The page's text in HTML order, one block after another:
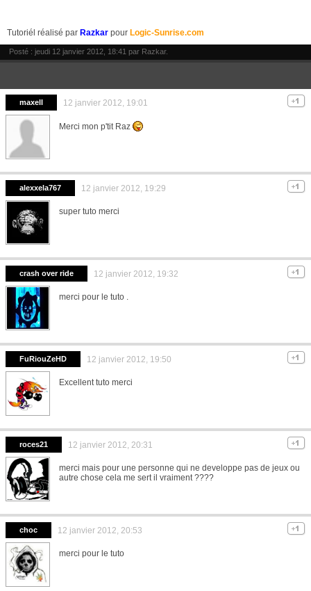
Tutoriél réalisé par Razkar pour Logic-Sunrise.com
Posté : jeudi 12 janvier 2012, 18:41 par Razkar.
maxell 12 janvier 2012, 19:01
Merci mon p'tit Raz
alexxela767 12 janvier 2012, 19:29
super tuto merci
crash over ride 12 janvier 2012, 19:32
merci pour le tuto .
FuRiouZeHD 12 janvier 2012, 19:50
Excellent tuto merci
roces21 12 janvier 2012, 20:31
merci mais pour une personne qui ne developpe pas de jeux ou
autre chose cela me sert il vraiment ????
choc 12 janvier 2012, 20:53
merci pour le tuto